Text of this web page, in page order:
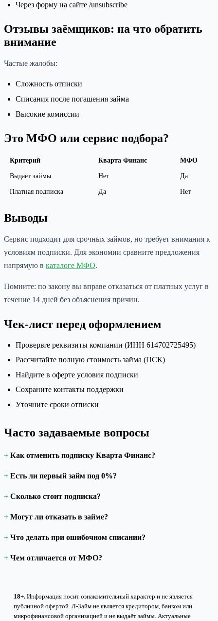
Через форму на сайте /unsubscribe
Отзывы заёмщиков: на что обратить
внимание
Частые жалобы:
Сложность отписки
Списания после погашения займа
Высокие комиссии
Это МФО или сервис подбора?
Критерий Кварта Финанс МФО
Выдаёт займы Нет Да
Платная подписка Да Нет
Выводы
Сервис подходит для срочных займов, но требует внимания к
условиям подписки. Для экономии сравните предложения
напрямую в каталоге МФО.
Помните: по закону вы вправе отказаться от платных услуг в
течение 14 дней без объяснения причин.
Чек-лист перед оформлением
Проверьте реквизиты компании (ИНН 614702725495)
Рассчитайте полную стоимость займа (ПСК)
Найдите в оферте условия подписки
Сохраните контакты поддержки
Уточните сроки отписки
Часто задаваемые вопросы
Как отменить подписку Кварта Финанс?
Есть ли первый займ под 0%?
Сколько стоит подписка?
Могут ли отказать в займе?
Что делать при ошибочном списании?
Чем отличается от МФО?
18+. Информация носит ознакомительный характер и не является
публичной офертой. Л-Займ не является кредитором, банком или
микрофинансовой организацией и не выдаёт займы. Актуальные